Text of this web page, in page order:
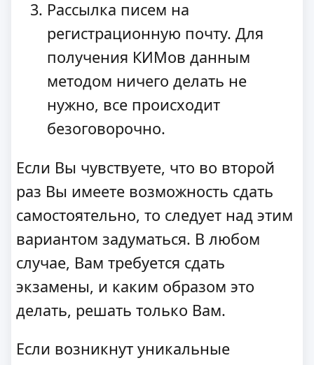
Рассылка писем на
регистрационную почту. Для
получения КИМов данным
методом ничего делать не
нужно, все происходит
безоговорочно.
Если Вы чувствуете, что во второй
раз Вы имеете возможность сдать
самостоятельно, то следует над этим
вариантом задуматься. В любом
случае, Вам требуется сдать
экзамены, и каким образом это
делать, решать только Вам.
Если возникнут уникальные